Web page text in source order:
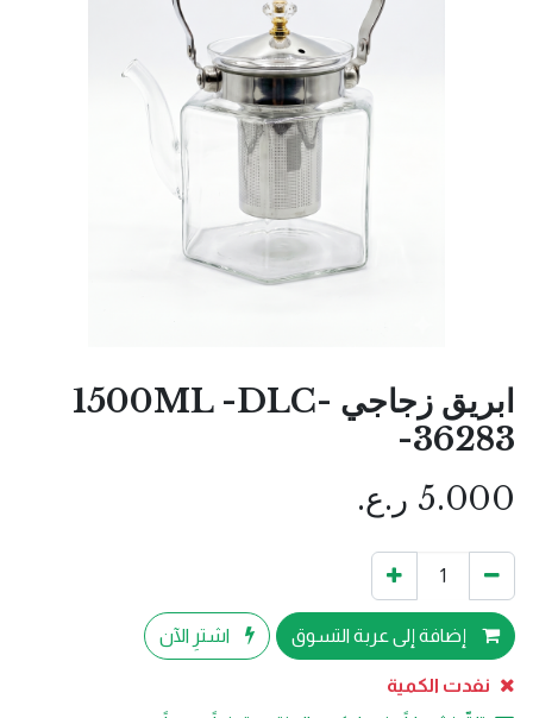
ابريق زجاجي 1500ML -DLC-
-36283
5.000 ر.ع.
إضافة إلى عربة التسوق اشترِ الآن
نفدت الكمية